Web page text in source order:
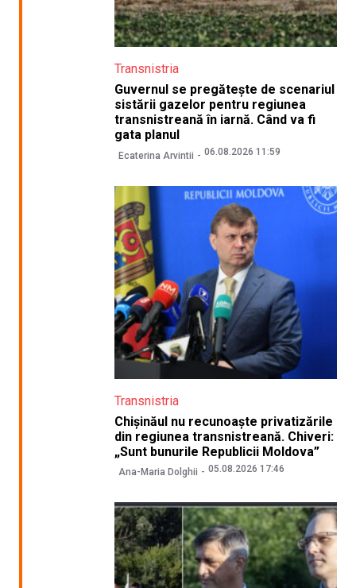
Transnistria
Guvernul se pregătește de scenariul
sistării gazelor pentru regiunea
transnistreană în iarnă. Când va fi
gata planul
Ecaterina Arvintii 06.08.2026 11:59
Transnistria
Chișinăul nu recunoaște privatizările
din regiunea transnistreană. Chiveri:
„Sunt bunurile Republicii Moldova”
Ana-Maria Dolghii 05.08.2026 17:46